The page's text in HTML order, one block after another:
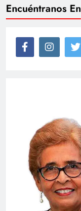
Encuéntranos En